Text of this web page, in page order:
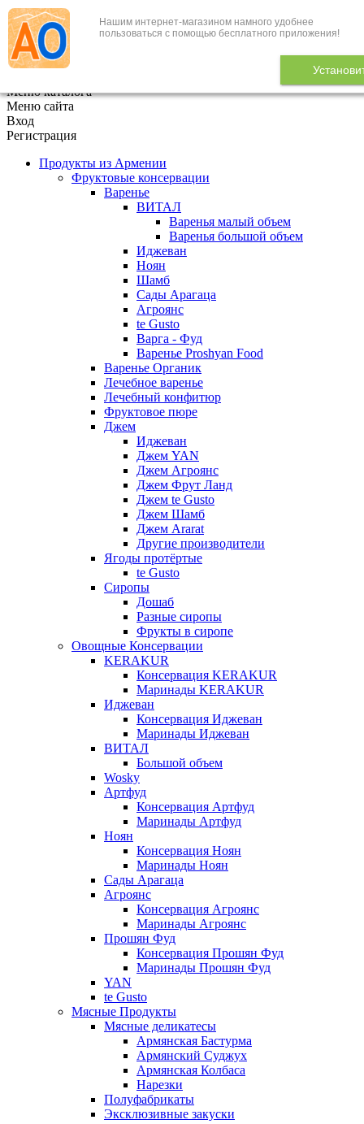
Нашим интернет-магазином намного удобнее
пользоваться с помощью бесплатного приложения!
+7 (495) 646-888-1
В корзине 0
Меню каталога
Меню сайта
Вход
Регистрация
Продукты из Армении
Фруктовые консервации
Варенье
ВИТАЛ
Варенья малый объем
Варенья большой объем
Иджеван
Ноян
Шамб
Сады Арагаца
Агроянс
te Gusto
Варга - Фуд
Варенье Proshyan Food
Варенье Органик
Лечебное варенье
Лечебный конфитюр
Фруктовое пюре
Джем
Иджеван
Джем YAN
Джем Агроянс
Джем Фрут Ланд
Джем te Gusto
Джем Шамб
Джем Ararat
Другие производители
Ягоды протёртые
te Gusto
Сиропы
Дошаб
Разные сиропы
Фрукты в сиропе
Овощные Консервации
KERAKUR
Консервация KERAKUR
Маринады KERAKUR
Иджеван
Консервация Иджеван
Маринады Иджеван
ВИТАЛ
Большой объем
Wosky
Артфуд
Консервация Артфуд
Маринады Артфуд
Ноян
Консервация Ноян
Маринады Ноян
Сады Арагаца
Агроянс
Консервация Агроянс
Маринады Агроянс
Прошян Фуд
Консервация Прошян Фуд
Маринады Прошян Фуд
YAN
te Gusto
Мясные Продукты
Мясные деликатесы
Армянская Бастурма
Армянский Суджух
Армянская Колбаса
Нарезки
Полуфабрикаты
Эксклюзивные закуски